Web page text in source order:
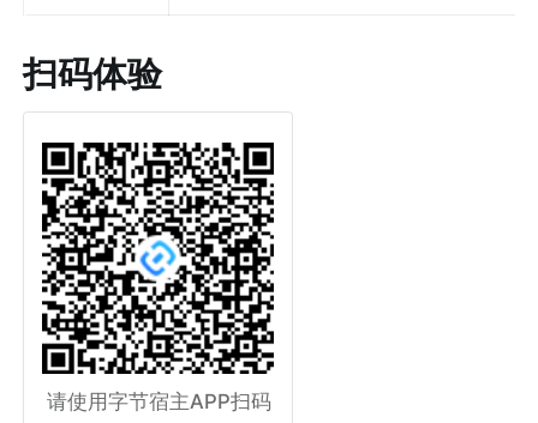
扫码体验
请使用字节宿主APP扫码